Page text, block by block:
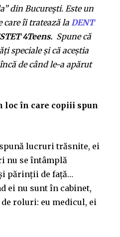
din Bucureşti. Este un
care îi tratează la DENT
4Teens. Spune că
speciale și că aceștia
de când le-a apărut
loc în care copiii spun
spună lucruri trăsnite, ei
nu se întâmplă
părinții de față…
ei nu sunt în cabinet,
roluri: eu medicul, ei